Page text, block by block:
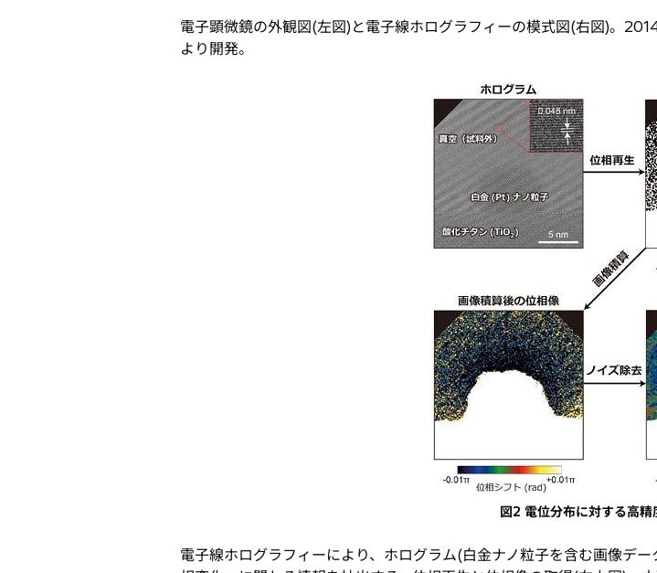
電子顕微鏡の外観図(左図)と電子線ホログラフィーの模式図(右図)。
より開発。
図2 電位分布に対する高精
電子線ホログラフィーにより、ホログラム(白金ナノ粒子を含む画像デ